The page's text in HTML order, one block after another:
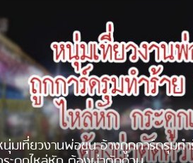
หนุ่มแม่จันกินทุเรียนกับเหล้าขาว
ช็อคเสียชีวิต
แจ้งเ
รพ.ไท
เหล้า
พบบ้านรุกล้ำที่สาธารณะหลังโรง ชาวเ